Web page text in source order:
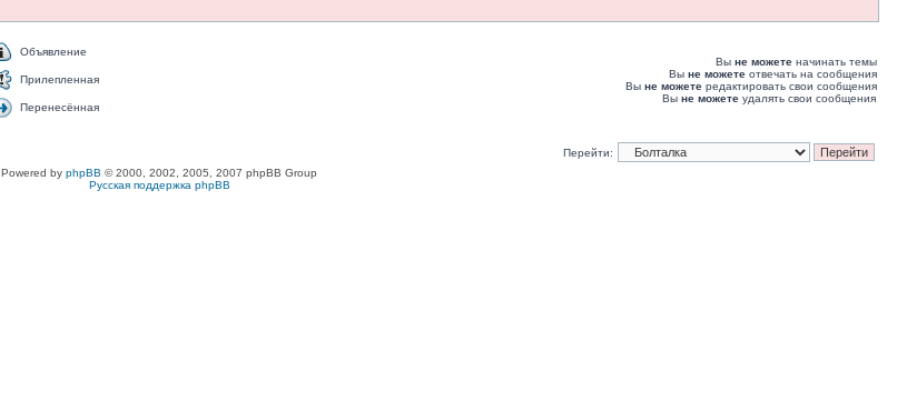
Объявление
Прилепленная
Перенесённая
Вы не можете начинать темы
Вы не можете отвечать на сообщения
Вы не можете редактировать свои сообщения
Вы не можете удалять свои сообщения
Перейти:
Powered by phpBB © 2000, 2002, 2005, 2007 phpBB Group
Русская поддержка phpBB